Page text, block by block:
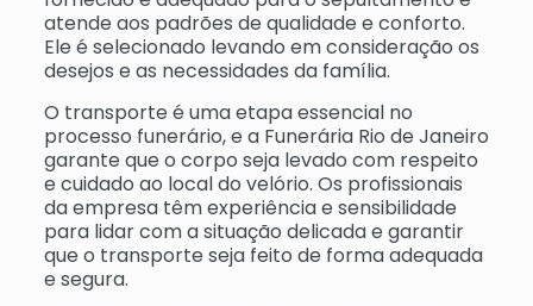
atende aos padrões de qualidade e conforto.
Ele é selecionado levando em consideração os
desejos e as necessidades da família.
O transporte é uma etapa essencial no
processo funerário, e a Funerária Rio de Janeiro
garante que o corpo seja levado com respeito
e cuidado ao local do velório. Os profissionais
da empresa têm experiência e sensibilidade
para lidar com a situação delicada e garantir
que o transporte seja feito de forma adequada
e segura.